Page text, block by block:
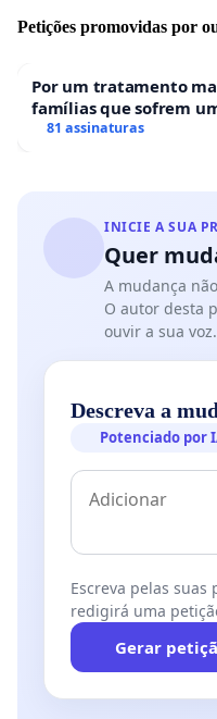
lucrativos
Petições promovidas por
Por um tratamento
famílias que sofrem
hospitais portugueses
81 assinaturas
INICIE A SUA
Quer
A mudança
O autor desta
ouvir a sua
Descreva a
Potenciado por
Escreva pelas
redigirá uma
Gerar